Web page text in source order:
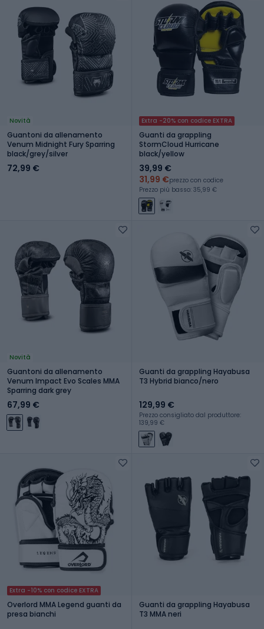
Novità
Guantoni da allenamento
Venum Midnight Fury Sparring
black/grey/silver
72,99 €
Extra -20% con codice EXTRA
Guanti da grappling
StormCloud Hurricane
black/yellow
39,99 €
31,99 €prezzo con codice
Prezzo più basso: 35,99 €
Novità
Guantoni da allenamento
Venum Impact Evo Scales MMA
Sparring dark grey
67,99 €
Guanti da grappling Hayabusa
T3 Hybrid bianco/nero
129,99 €
Prezzo consigliato dal produttore:
139,99 €
Extra -10% con codice EXTRA
Overlord MMA Legend guanti da
presa bianchi
Guanti da grappling Hayabusa
T3 MMA neri